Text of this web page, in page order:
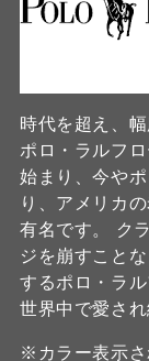
時代を超え、
ポロ・ラルフ
始まり、今や
り、アメリカ
有名です。 ク
ジを崩すこと
するポロ・ラ
世界中で愛され
※カラー表示さ